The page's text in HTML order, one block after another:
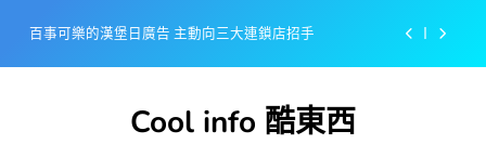
content
百事可樂的漢堡日廣告 主動向三大連鎖店招手
戴著金牌的醬油瓶 市佔率第一的龜甲萬廣告
Cool info 酷東西